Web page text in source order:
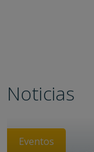
Noticias
Eventos